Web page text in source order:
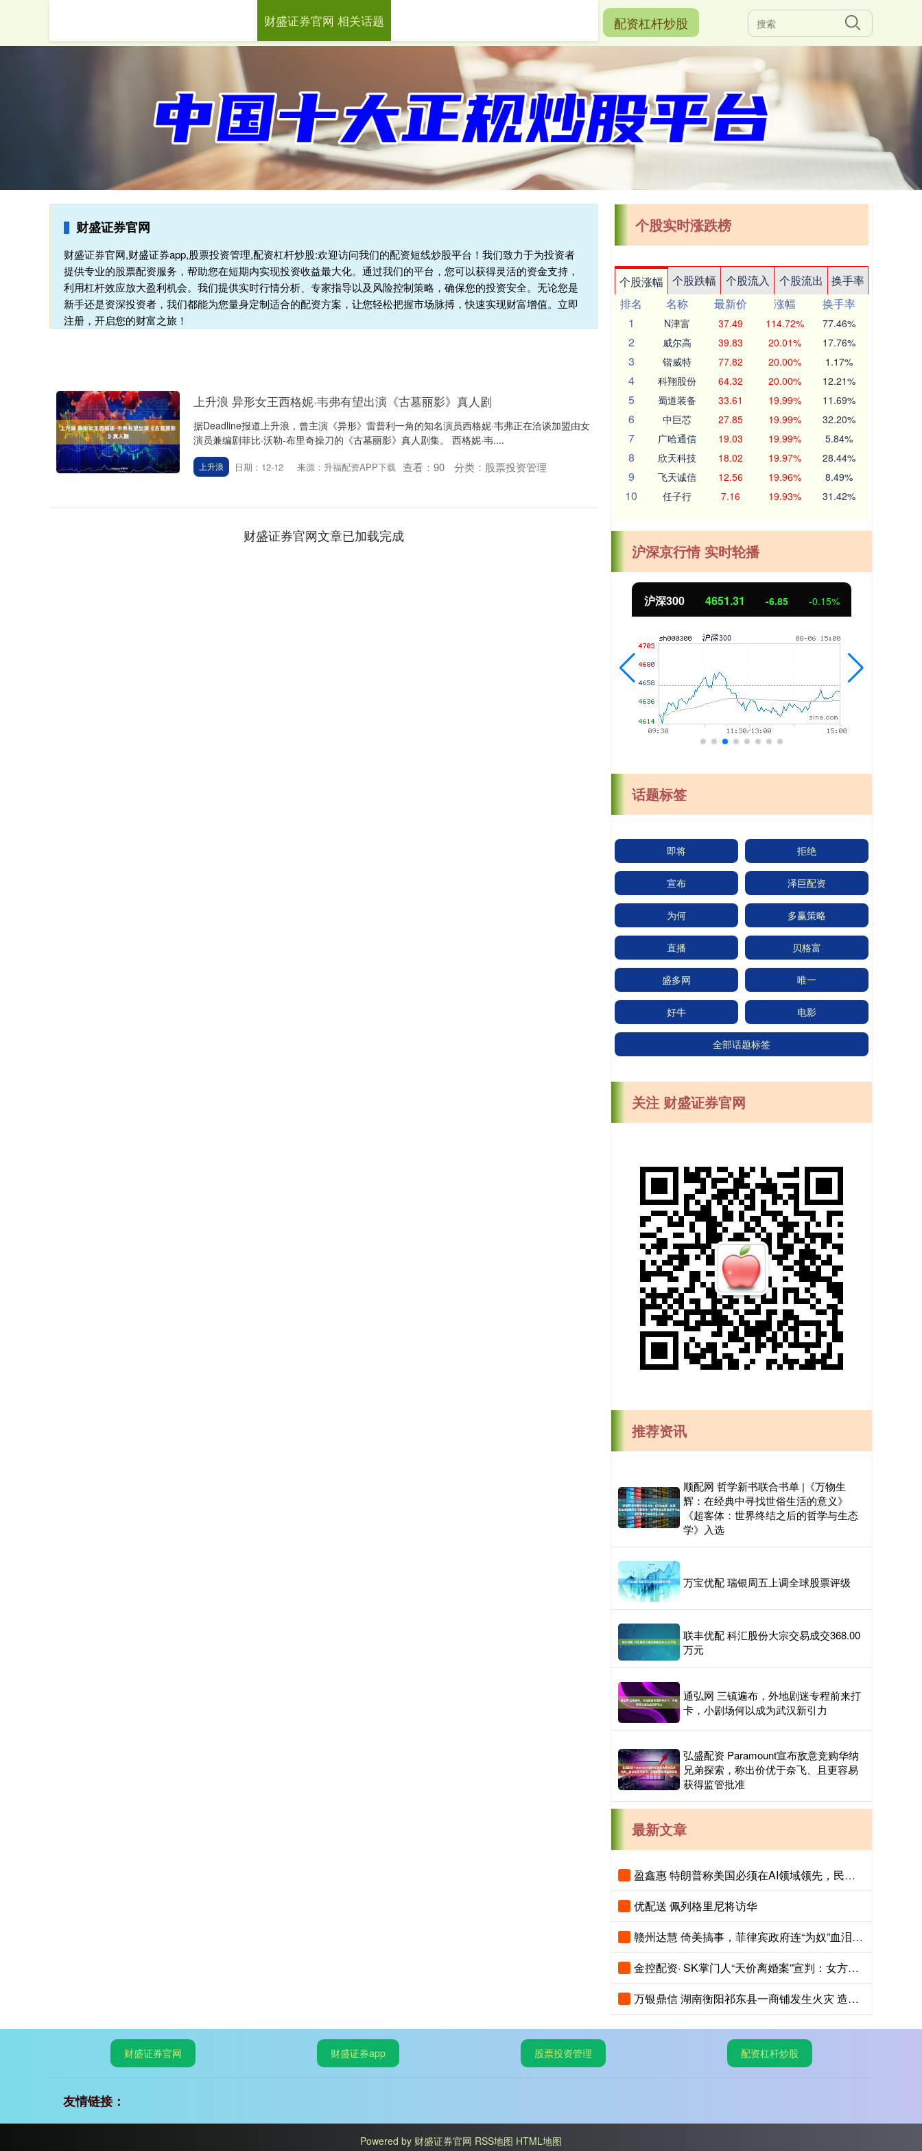
财盛证券官网 配资杠杆炒股
财盛证券官网
财盛证券官网,财盛证券app,股票投资管理,配资杠杆炒股:欢迎访问我们的配资短线炒股平台！我们致力于为投资者
提供专业的股票配资服务，帮助您在短期内实现投资收益最大化。通过我们的平台，您可以获得灵活的资金支持，
利用杠杆效应放大盈利机会。我们提供实时行情分析、专家指导以及风险控制策略，确保您的投资安全。无论您是
新手还是资深投资者，我们都能为您量身定制适合的配资方案，让您轻松把握市场脉搏，快速实现财富增值。立即
注册，开启您的财富之旅！
财盛证券官网 相关话题
上升浪 异形女王西格妮·韦弗有望出演《古墓丽影》真人剧
据Deadline报道上升浪，曾主演《异形》雷普利一角的知名演员西格妮·韦弗正在洽谈加盟由女
演员兼编剧菲比·沃勒-布里奇操刀的《古墓丽影》真人剧集。 西格妮·韦....
上升浪 日期：12-12 来源：升福配资APP下载 查看： 90 分类： 股票投资管理
财盛证券官网文章已加载完成
个股实时涨跌榜
个股涨幅 个股跌幅 个股流入 个股流出
换手率
排名
名称 最新价 涨幅
换手率
1
N津富 37.49 114.72% 77.46%
2 威尔高 39.83 20.01% 17.76%
3 锴威特 77.82 20.00% 1.17%
4 科翔股份 64.32 20.00% 12.21%
5 蜀道装备 33.61 19.99% 11.69%
6 中巨芯 27.85 19.99% 32.20%
7 广哈通信 19.03 19.99% 5.84%
8 欣天科技 18.02 19.97% 28.44%
9 飞天诚信 12.56 19.96% 8.49%
10 任子行 7.16 19.93% 31.42%
沪深京行情 实时轮播
沪深300 4651.31 -6.85 -0.15%
话题标签
即将 拒绝
宣布 泽巨配资
为何 多赢策略
直播 贝格富
盛多网 唯一
好牛 电影
全部话题标签
关注 财盛证券官网
推荐资讯
顺配网 哲学新书联合书单 |《万物生
辉：在经典中寻找世俗生活的意义》
《超客体：世界终结之后的哲学与生态
学》入选
万宝优配 瑞银周五上调全球股票评级
联丰优配 科汇股份大宗交易成交368.00
万元
通弘网 三镇遍布，外地剧迷专程前来打
卡，小剧场何以成为武汉新引力
弘盛配资 Paramount宣布敌意竞购华纳
兄弟探索，称出价优于奈飞、且更容易
获得监管批准
最新文章
盈鑫惠 特朗普称美国必须在AI领域领先，民调显示美国人认为中国AI更先进
优配送 佩列格里尼将访华
赣州达慧 倚美搞事，菲律宾政府连“为奴”血泪史都忘了
金控配资· SK掌门人“天价离婚案”宣判：女方将获得9440亿韩元财产！
万银鼎信 湖南衡阳祁东县一商铺发生火灾 造成5人死亡
财盛证券官网 财盛证券app 股票投资管理 配资杠杆炒股
友情链接：
Powered by 财盛证券官网 RSS地图 HTML地图